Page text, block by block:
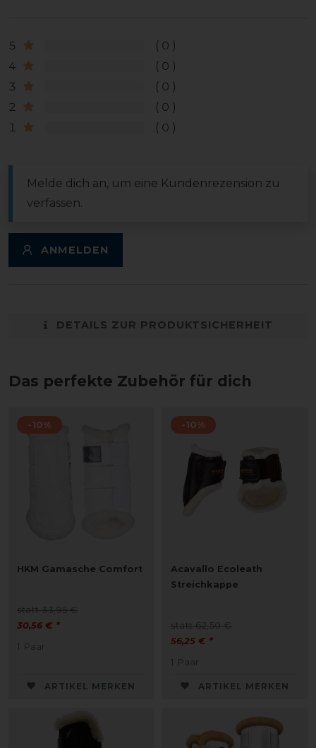
5
0
4
0
3
0
2
0
1
0
Melde dich an, um eine Kundenrezension zu
verfassen.
ANMELDEN
DETAILS ZUR PRODUKTSICHERHEIT
Das perfekte Zubehör für dich
-10%
HKM Gamasche Comfort
statt 33,95 €
30,56 € *
1 Paar
ARTIKEL MERKEN
-10%
Acavallo Ecoleath
Streichkappe
statt 62,50 €
56,25 € *
1 Paar
ARTIKEL MERKEN